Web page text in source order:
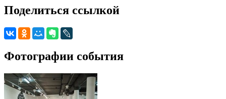
Поделиться ссылкой
Фотографии события